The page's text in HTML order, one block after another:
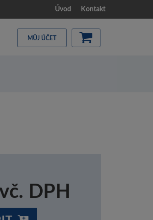
Úvod Kontakt
MŮJ ÚČET
DPH